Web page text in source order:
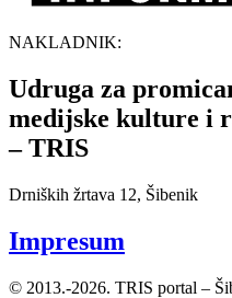
NAKLADNIK:
Udruga za
medijske kulture i
– TRIS
Drniških žrtava 12, Šibenik
Impresum
© 2013.-2026. TRIS portal –